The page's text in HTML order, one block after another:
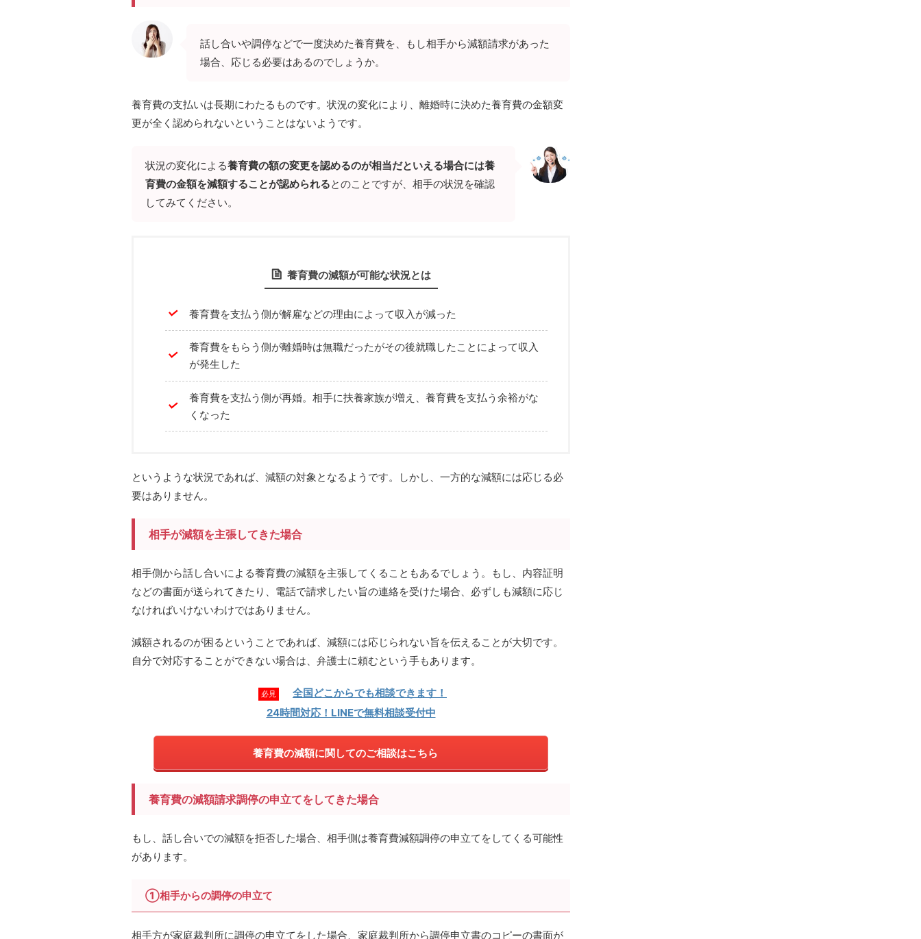
話し合いや調停などで一度決めた養育費を、もし相手から減額請求があった
場合、応じる必要はあるのでしょうか。
養育費の支払いは長期にわたるものです。状況の変化により、離婚時に決めた養育費の金額変
更が全く認められないということはないようです。
状況の変化による養育費の額の変更を認めるのが相当だといえる場合には養
育費の金額を減額することが認められるとのことですが、相手の状況を確認
してみてください。
養育費の減額が可能な状況とは
養育費を支払う側が解雇などの理由によって収入が減った
養育費をもらう側が離婚時は無職だったがその後就職したことによって収入
が発生した
養育費を支払う側が再婚。相手に扶養家族が増え、養育費を支払う余裕がな
くなった
というような状況であれば、減額の対象となるようです。しかし、一方的な減額には応じる必
要はありません。
相手が減額を主張してきた場合
相手側から話し合いによる養育費の減額を主張してくることもあるでしょう。もし、内容証明
などの書面が送られてきたり、電話で請求したい旨の連絡を受けた場合、必ずしも減額に応じ
なければいけないわけではありません。
減額されるのが困るということであれば、減額には応じられない旨を伝えることが大切です。
自分で対応することができない場合は、弁護士に頼むという手もあります。
必見
全国どこからでも相談できます！
24時間対応！LINEで無料相談受付中
養育費の減額に関してのご相談はこちら
養育費の減額請求調停の申立てをしてきた場合
もし、話し合いでの減額を拒否した場合、相手側は養育費減額調停の申立てをしてくる可能性
があります。
①相手からの調停の申立て
相手方が家庭裁判所に調停の申立てをした場合、家庭裁判所から調停申立書のコピーの書面が